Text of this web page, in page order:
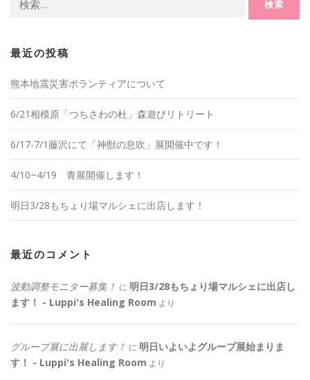
索:
最近の投稿
熊本地震災害ボランティアについて
6/21相模原「つちさわの杜」森遊びリトリート
6/17-7/1藤沢にて「神獣の息吹」展開催中です！
4/10~4/19 青展開催します！
明日3/28もちょり場マルシェに出店します！
最近のコメント
波動調整モニター募集！ に 明日3/28もちょり場マルシェに出店し
ます！ - Luppi's Healing Room より
グループ展に出展します！ に 明日いよいよグループ展始まりま
す！ - Luppi's Healing Room より